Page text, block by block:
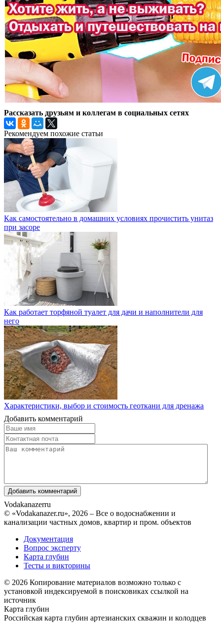
Рассказать друзьям и коллегам в социальных сетях
Рекомендуем похожие статьи
Как самостоятельно в домашних условиях прочистить унитаз
при засоре
Как работает торфяной туалет для дачи и наполнители для
него
Характеристики, выбор и стоимость геоткани для дренажа
Добавить комментарий
Vodakanazerru
© «Vodakanazer.ru», 2026 – Все о водоснабжении и
канализации частных домов, квартир и пром. объектов
Документация
Вопрос эксперту
Карта глубин
Тесты и викторины
© 2026 Копирование материалов возможно только с
установкой индексируемой в поисковиках ссылкой на
источник
Карта глубин
Российская карта глубин артезианских скважин и колодцев